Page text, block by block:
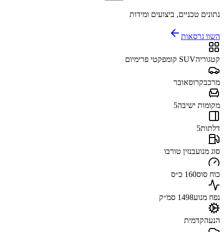
נתונים טכניים, ביצועים ומידות
השוו גרסאות
קטגוריהSUV קומפקטי פרימיום
מרכבקרוסאובר
מקומות ישיבה5
דלתות5
סוג מנועבנזין טורבו
כוח סוס160 כ״ס
נפח מנוע1498 סמ״ק
הנעהקדמית